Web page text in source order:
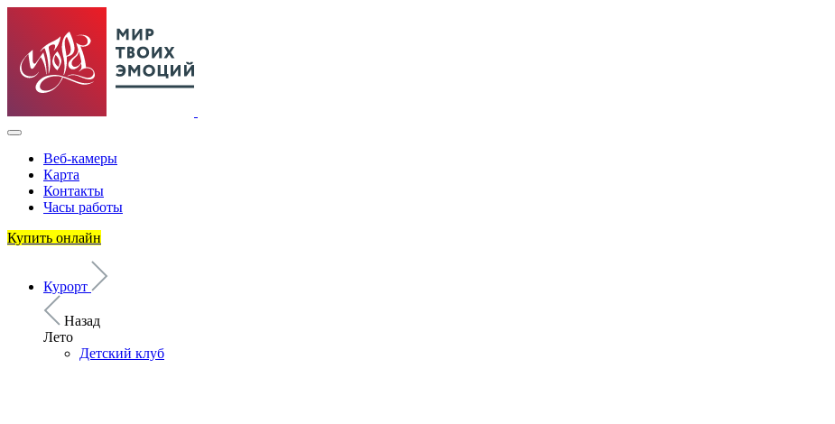
Веб-камеры
Карта
Контакты
Часы работы
Купить онлайн
Курорт
Назад
Лето
Детский клуб